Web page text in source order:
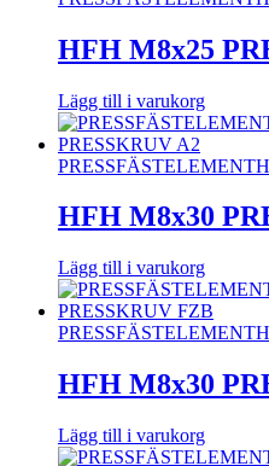
HFH M8x25
Lägg till i varukorg
PRESSFÄSTELEMENT
HFH M8x30
Lägg till i varukorg
PRESSFÄSTELEMENT
HFH M8x30
Lägg till i varukorg